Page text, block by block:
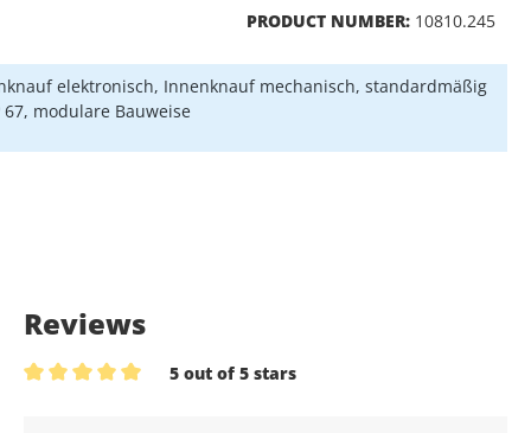
PRODUCT NUMBER: 10810.245
elektronisch, Innenknauf mechanisch, standardmäßig
67, modulare Bauweise
Reviews
5 out of 5 stars